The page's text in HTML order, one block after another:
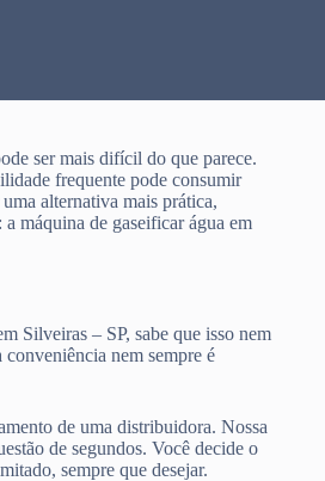
ser mais difícil do que parece.
frequente pode consumir
alternativa mais prática,
máquina de gaseificar água em
Silveiras – SP, sabe que isso nem
nem sempre é
de uma distribuidora. Nossa
de segundos. Você decide o
sempre que desejar.